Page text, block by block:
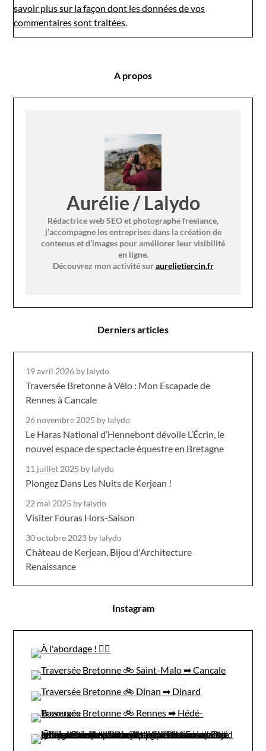
savoir plus sur la façon dont les données de vos
commentaires sont traitées.
A propos
Aurélie / Lalydo
Rédactrice web SEO et photographe freelance,
j’accompagne les entreprises dans la création de
contenus et d’images pour améliorer leur visibilité
en ligne.
Découvrez mon activité suraurelietiercin.fr
Derniers articles
19 avril 2026 by lalydo
Traversée Bretonne à Vélo : Mon Escapade de
Rennes à Cancale
26 novembre 2025 by lalydo
Le Haras National d’Hennebont dévoile L’Écrin, le
nouvel espace de spectacle équestre en Bretagne
11 juillet 2025 by lalydo
Plongez Dans Les Nuits de Kerjean !
22 mai 2025 by lalydo
Visiter Fouras Hors-Saison
30 octobre 2023 by lalydo
Château de Kerjean, Bijou d'Architecture
Renaissance
Instagram